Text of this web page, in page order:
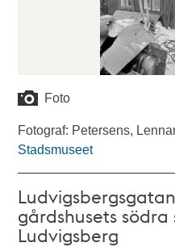
Foto
Fotograf: Petersens,
Stadsmuseet
gårdshusets södra
Ludvigsberg